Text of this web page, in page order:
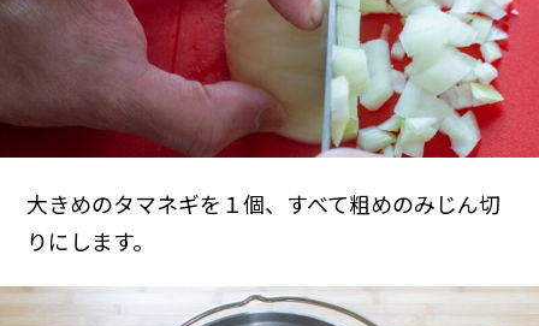
大きめのタマネギを１個、すべて粗めのみじん切
りにします。